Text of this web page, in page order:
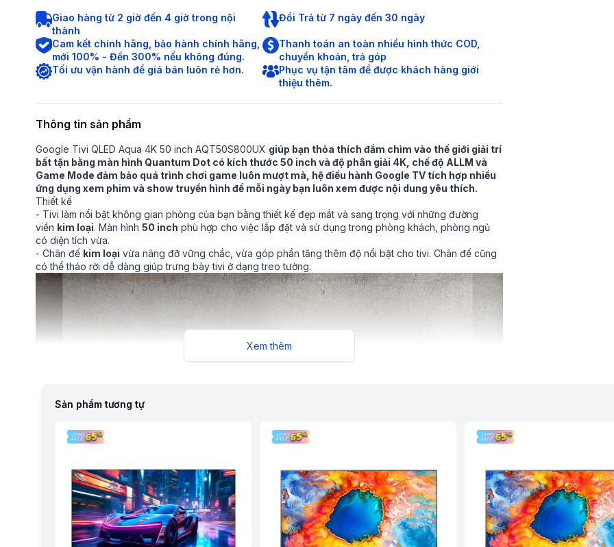
Tìm kiếm giọng nói trên YouTube bằng
Giao hàng từ 2 giờ đến 4 giờ trong nội
thành
Đổi Trả từ 7 ngày đến 30 ngày
Cam kết chính hãng, bảo hành chính hãng,
mới 100% - Đền 300% nếu không đúng.
Thanh toán an toàn nhiều hình thức COD,
chuyển khoản, trả góp
Tối ưu vận hành để giá bán luôn rẻ hơn.
Phục vụ tận tâm để được khách hàng giới
thiệu thêm.
Thông tin sản phẩm
Google Tivi QLED Aqua 4K 50 inch AQT50S800UX giúp bạn thỏa thích đắm chìm vào thế giới giải trí
bất tận bằng màn hình Quantum Dot có kích thước 50 inch và độ phân giải 4K, chế độ ALLM và
Game Mode đảm bảo quá trình chơi game luôn mượt mà, hệ điều hành Google TV tích hợp nhiều
ứng dụng xem phim và show truyền hình để mỗi ngày bạn luôn xem được nội dung yêu thích.
Thiết kế
- Tivi làm nổi bật không gian phòng của bạn bằng thiết kế đẹp mắt và sang trọng với những đường
viền kim loại. Màn hình 50 inch phù hợp cho việc lắp đặt và sử dụng trong phòng khách, phòng ngủ
có diện tích vừa.
- Chân đế kim loại vừa nâng đỡ vững chắc, vừa góp phần tăng thêm độ nổi bật cho tivi. Chân đế cũng
có thể tháo rời dễ dàng giúp trưng bày tivi ở dạng treo tường.
Xem thêm
Sản phẩm tương tự